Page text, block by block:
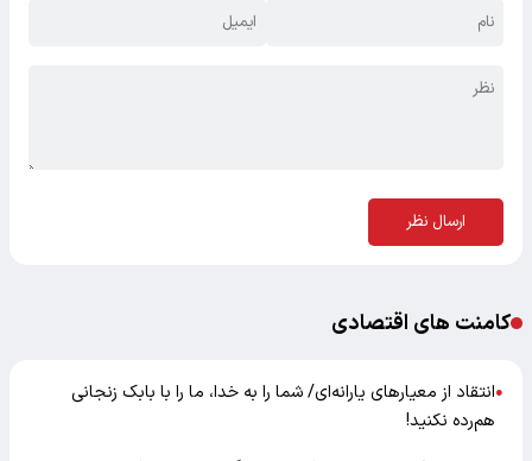
ارسال نظر
کامنت های اقتصادی
●انتقاد از معیارهای یارانه‌ای/ شما را به خدا، ما را با بابک زنجانی
هم‌رده نکنید!